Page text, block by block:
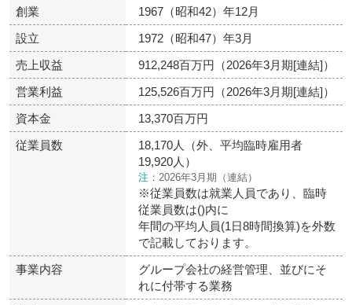
創業
1967（昭和42）年12月
設立
1972（昭和47）年3月
売上収益
912,248百万円（2026年3月期[連結]）
営業利益
125,526百万円（2026年3月期[連結]）
資本金
13,370百万円
従業員数
18,170人（外、平均臨時雇用者
19,920人）
注： 2026年3月期（連結）
※従業員数は就業人員であり、臨時
従業員数は()内に
年間の平均人員(1日8時間換算)を外数
で記載しております。
事業内容
グループ会社の経営管理、並びにそ
れに付帯する業務